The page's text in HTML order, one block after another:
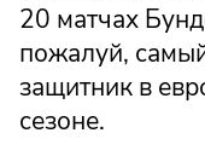
20 матчах
пожалуй,
защитник в
сезоне.